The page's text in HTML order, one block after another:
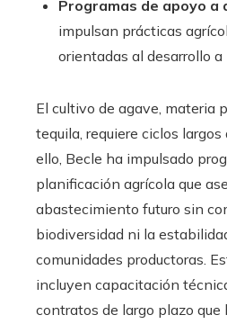
Programas de apoyo a
impulsan prácticas
orientadas al desarrollo a
El cultivo de agave, materia
tequila, requiere ciclos
ello, Becle ha impulsado
planificación agrícola que
abastecimiento futuro sin
biodiversidad ni la
comunidades productoras.
incluyen capacitación
contratos de largo plazo